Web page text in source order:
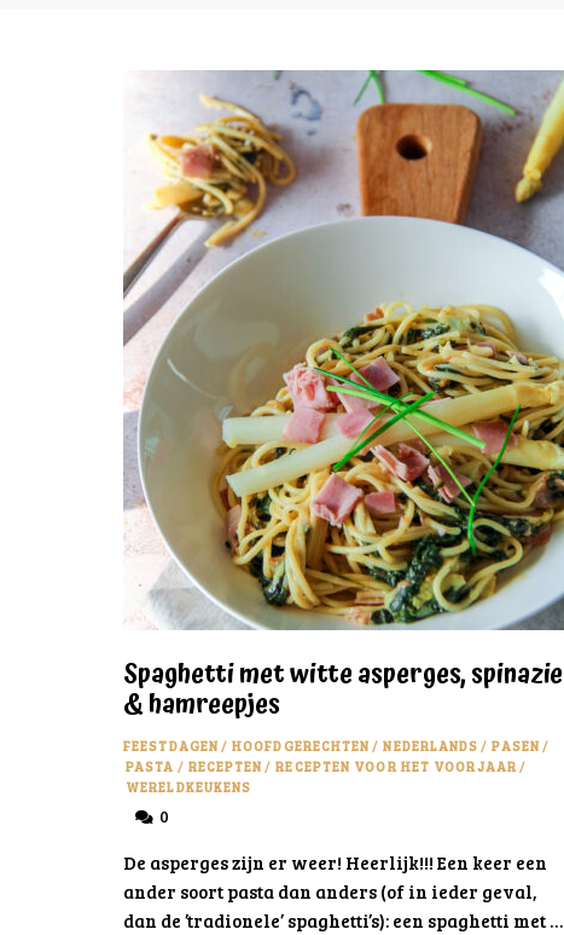
Spaghetti met witte asperges, spinazie
& hamreepjes
FEESTDAGEN/ HOOFDGERECHTEN/ NEDERLANDS / PASEN/
PASTA / RECEPTEN/ RECEPTEN VOOR HET VOORJAAR/
WERELDKEUKENS
0
De asperges zijn er weer! Heerlijk!!! Een keer een
ander soort pasta dan anders (of in ieder geval,
dan de ’tradionele’ spaghetti’s): een spaghetti met …